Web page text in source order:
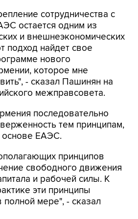
сотрудничества с
остается одним из
и внешнеэкономических
подход найдет свое
нового
которое мне
- сказал Пашинян на
межправсовета.
последовательно
тем принципам,
основе ЕАЭС.
принципов
свободного движения
и рабочей силы. К
эти принципы
полной мере", - сказал